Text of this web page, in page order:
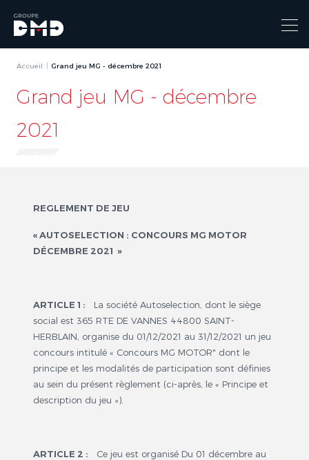
Accueil Grand jeu MG - décembre 2021
Grand jeu MG - décembre
2021
REGLEMENT DE JEU
« AUTOSELECTION : CONCOURS MG MOTOR
DÉCEMBRE 2021 »
ARTICLE 1 : La société Autoselection, dont le siège
social est 365 RTE DE VANNES 44800 SAINT-
HERBLAIN, organise du 01/12/2021 au 31/12/2021 un jeu
concours intitulé « Concours MG MOTOR" dont le
principe et les modalités de participation sont définies
au sein du présent règlement (ci-après, le « Principe et
description du jeu »).
ARTICLE 2 : Ce jeu est organisé Du 01 décembre au